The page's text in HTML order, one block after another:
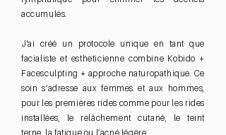
accumulés.
J'ai créé un protocole unique en tant que
facialiste et estheticienne combine Kobido +
Facesculpting + approche naturopathique. Ce
soin s’adresse aux femmes et aux hommes,
pour les premières rides comme pour les rides
installées, le relâchement cutané, le teint
terne, la fatigue ou l’acné légère.